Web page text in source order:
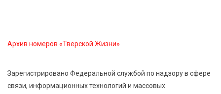
Архив номеров «Тверской Жизни»
Зарегистрировано Федеральной службой по надзору в сфере
связи, информационных технологий и массовых